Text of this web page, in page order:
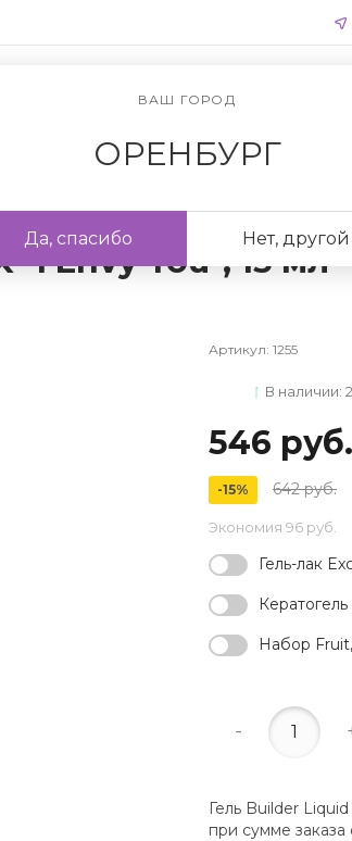
ВАШ ГОРОД
ОРЕНБУРГ
Да, спасибо Нет, другой
ногтей
Envy You", 15 мл
Артикул: 1255
В наличии:
546 руб.
-15% 642 руб.
Экономия 96 руб.
Гель-лак
Набор
-
Гель Builder
при сумме